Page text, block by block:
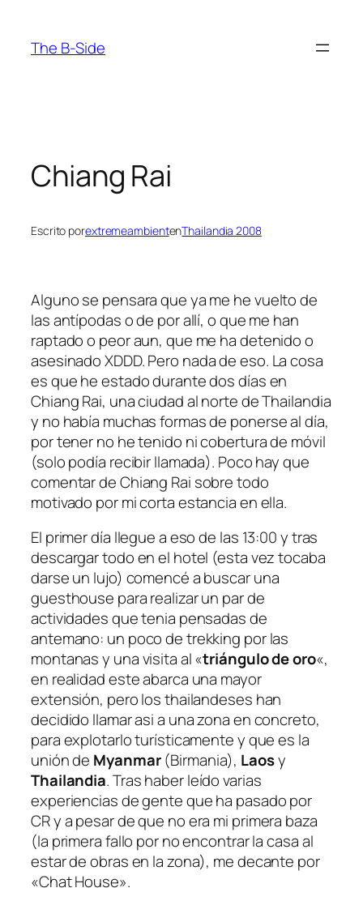
contenido
The B-Side
Chiang Rai
Escrito porextremeambientenThailandia 2008
Alguno se pensara que ya me he vuelto de
las antípodas o de por allí, o que me han
raptado o peor aun, que me ha detenido o
asesinado XDDD. Pero nada de eso. La cosa
es que he estado durante dos días en
Chiang Rai, una ciudad al norte de Thailandia
y no había muchas formas de ponerse al día,
por tener no he tenido ni cobertura de móvil
(solo podía recibir llamada). Poco hay que
comentar de Chiang Rai sobre todo
motivado por mi corta estancia en ella.
El primer día llegue a eso de las 13:00 y tras
descargar todo en el hotel (esta vez tocaba
darse un lujo) comencé a buscar una
guesthouse para realizar un par de
actividades que tenia pensadas de
antemano: un poco de trekking por las
montanas y una visita al «triángulo de oro«,
en realidad este abarca una mayor
extensión, pero los thailandeses han
decidido llamar asi a una zona en concreto,
para explotarlo turísticamente y que es la
unión de Myanmar(Birmania), Laosy
Thailandia. Tras haber leído varias
experiencias de gente que ha pasado por
CR y a pesar de que no era mi primera baza
(la primera fallo por no encontrar la casa al
estar de obras en la zona), me decante por
«Chat House».